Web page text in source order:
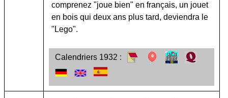
comprenez "joue bien" en français, un jouet
en bois qui deux ans plus tard, deviendra le
"Lego".
Calendriers 1932 :